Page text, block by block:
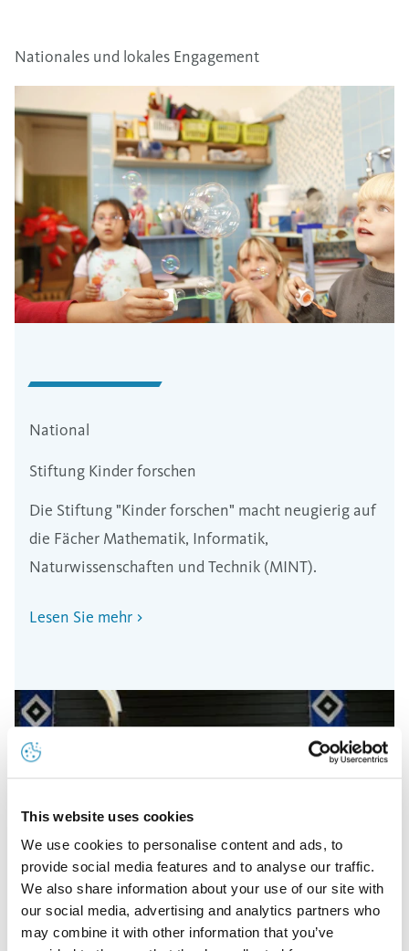
This website uses cookies
We use cookies to personalise content and ads, to
provide social media features and to analyse our traffic.
We also share information about your use of our site with
our social media, advertising and analytics partners who
may combine it with other information that you’ve
Nationales und lokales Engagement
National
Stiftung Kinder forschen
Die Stiftung "Kinder forschen" macht neugierig auf
die Fächer Mathematik, Informatik,
Naturwissenschaften und Technik (MINT).
Lesen Sie mehr